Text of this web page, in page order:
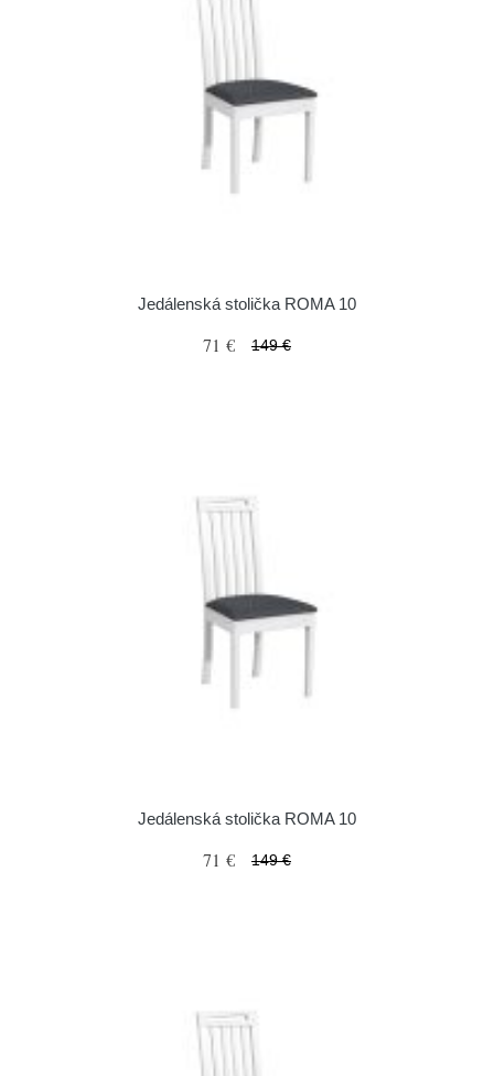
Jedálenská stolička ROMA 10
71 € 149 €
Jedálenská stolička ROMA 10
71 € 149 €